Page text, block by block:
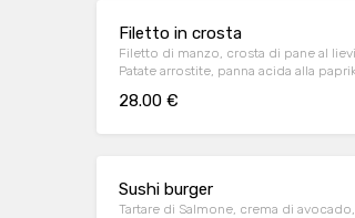
Filetto in crosta
Filetto di manzo, crosta di pane al
Patate arrostite, panna acida alla
28.00 €
Sushi burger
Tartare di Salmone, crema di